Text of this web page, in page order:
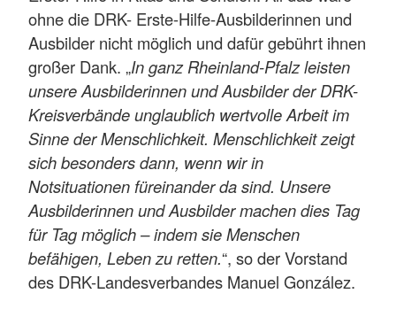
ohne die DRK- Erste-Hilfe-Ausbilderinnen und
Ausbilder nicht möglich und dafür gebührt ihnen
großer Dank. „In ganz Rheinland-Pfalz leisten
unsere Ausbilderinnen und Ausbilder der DRK-
Kreisverbände unglaublich wertvolle Arbeit im
Sinne der Menschlichkeit. Menschlichkeit zeigt
sich besonders dann, wenn wir in
Notsituationen füreinander da sind. Unsere
Ausbilderinnen und Ausbilder machen dies Tag
für Tag möglich – indem sie Menschen
befähigen, Leben zu retten.“, so der Vorstand
des DRK-Landesverbandes Manuel González.